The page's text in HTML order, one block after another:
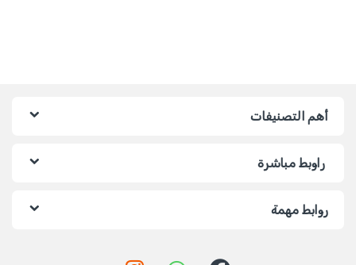
أهم التصنيفات
راوبط مباشرة
روابط مهمة